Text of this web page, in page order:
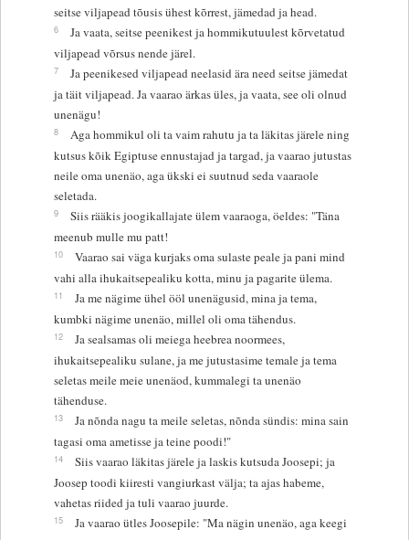
seitse viljapead tõusis ühest kõrrest, jämedad ja head.
6
Ja vaata, seitse peenikest ja hommikutuulest kõrvetatud
viljapead võrsus nende järel.
7
Ja peenikesed viljapead neelasid ära need seitse jämedat
ja täit viljapead. Ja vaarao ärkas üles, ja vaata, see oli olnud
unenägu!
8
Aga hommikul oli ta vaim rahutu ja ta läkitas järele ning
kutsus kõik Egiptuse ennustajad ja targad, ja vaarao jutustas
neile oma unenäo, aga ükski ei suutnud seda vaaraole
seletada.
9
Siis rääkis joogikallajate ülem vaaraoga, öeldes: "Täna
meenub mulle mu patt!
10
Vaarao sai väga kurjaks oma sulaste peale ja pani mind
vahi alla ihukaitsepealiku kotta, minu ja pagarite ülema.
11
Ja me nägime ühel ööl unenägusid, mina ja tema,
kumbki nägime unenäo, millel oli oma tähendus.
12
Ja sealsamas oli meiega heebrea noormees,
ihukaitsepealiku sulane, ja me jutustasime temale ja tema
seletas meile meie unenäod, kummalegi ta unenäo
tähenduse.
13
Ja nõnda nagu ta meile seletas, nõnda sündis: mina sain
tagasi oma ametisse ja teine poodi!"
14
Siis vaarao läkitas järele ja laskis kutsuda Joosepi; ja
Joosep toodi kiiresti vangiurkast välja; ta ajas habeme,
vahetas riided ja tuli vaarao juurde.
15
Ja vaarao ütles Joosepile: "Ma nägin unenäo, aga keegi